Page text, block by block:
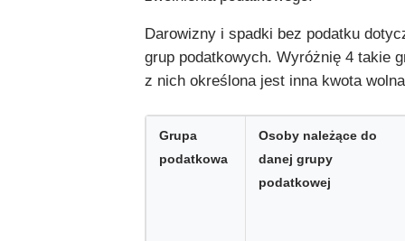
Darowizny i spadki bez podatku
grup podatkowych. Wyróżnię 4 takie
z nich określona jest inna kwota
Grupa
podatkowa
Osoby należące do
danej grupy
podatkowej